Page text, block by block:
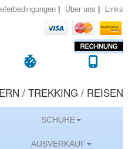
| Über uns | Links
/ TREKKING / REISEN
SCHUHE
AUSVERKAUF